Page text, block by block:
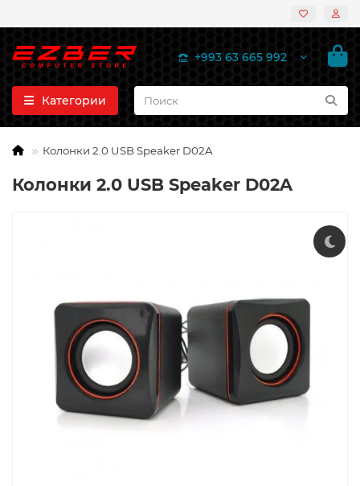
+993 63 665 992
Категории
Колонки 2.0 USB Speaker D02A
Колонки 2.0 USB Speaker D02A